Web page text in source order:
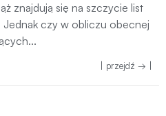
znajdują się na szczycie list
czy w obliczu obecnej
| przejdź → |